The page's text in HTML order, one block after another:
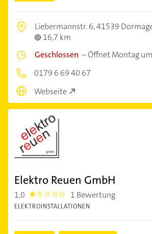
Liebermannstr. 6,41539
16,7 km
Geschlossen –Öffnet Montag
0179 6 69 40 67
Webseite
Elektro Reuen GmbH
1,0 1.0 1 Bewertung
ELEKTROINSTALLATIONEN